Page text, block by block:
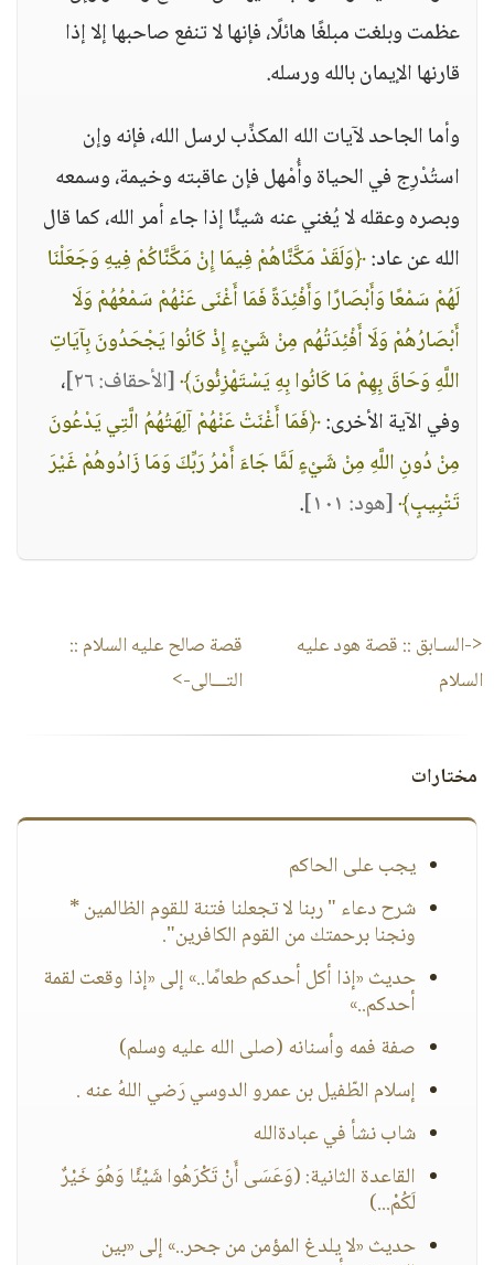
عظمت وبلغت مبلغًا هائلًا، فإنها لا تنفع صاحبها إلا إذا
قارنها الإيمان بالله ورسله.
وأما الجاحد لآيات الله المكذِّب لرسل الله، فإنه وإن
استُدْرِج في الحياة وأُمْهل فإن عاقبته وخيمة، وسمعه
وبصره وعقله لا يُغني عنه شيئًا إذا جاء أمر الله، كما قال
الله عن عاد:﴿وَلَقَدْ مَكَّنَّاهُمْ فِيمَا إِنْ مَكَّنَّاكُمْ فِيهِ وَجَعَلْنَا
لَهُمْ سَمْعًا وَأَبْصَارًا وَأَفْئِدَةً فَمَا أَغْنَى عَنْهُمْ سَمْعُهُمْ وَلَا
أَبْصَارُهُمْ وَلَا أَفْئِدَتُهُم مِنْ شَيْءٍ إِذْ كَانُوا يَجْحَدُونَ بِآيَاتِ
اللَّهِ وَحَاقَ بِهِمْ مَا كَانُوا بِهِ يَسْتَهْزِئُونَ﴾[الأحقاف: ٢٦]
،
وفي الآية الأخرى:﴿فَمَا أَغْنَتْ عَنْهُمْ آلِهَتُهُمُ الَّتِي يَدْعُونَ
مِنْ دُونِ اللَّهِ مِنْ شَيْءٍ لَمَّا جَاءَ أَمْرُ رَبِّكَ وَمَا زَادُوهُمْ غَيْرَ
تَتْبِيبٍ﴾[هود: ١٠١] .
<-السـابق :: قصة هود عليه
السلام
قصة صالح عليه السلام ::
التـــالى->
مختارات
يجب على الحاكم
شرح دعاء " ربنا لا تجعلنا فتنة للقوم الظالمين *
ونجنا برحمتك من القوم الكافرين".
حديث «إذا أكل أحدكم طعامًا..» إلى «إذا وقعت لقمة
أحدكم..»
صفة فمه وأسنانه (صلى الله عليه وسلم)
إسلام الطّفيل بن عمرو الدوسي رَضي اللهُ عنه .
شاب نشأ في عبادةالله
القاعدة الثانية: (وَعَسَى أَنْ تَكْرَهُوا شَيْئًا وَهُوَ خَيْرٌ
لَكُمْ...)
حديث «لا يلدغ المؤمن من جحر..» إلى «بين